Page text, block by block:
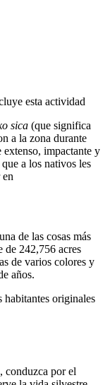
esta actividad
sica (que significa
a la zona durante
extenso, impactante y
a los nativos les
de las cosas más
de 242,756 acres
de varios colores y
años.
habitantes originales
conduzca por el